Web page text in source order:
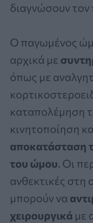
διαγνώσουν
Ο παγωμένος
αρχικά με
όπως με
καταπολέμηση
κινητοποίηση
αποκατάσταση
του ώμου. Οι
ανθεκτικές στη
μπορούν να
χειρουργικά με